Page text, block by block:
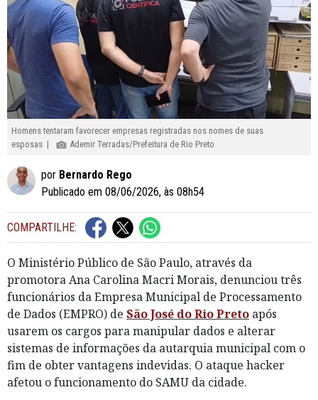
Homens tentaram favorecer empresas registradas nos nomes de suas
esposas |
Ademir Terradas/Prefeitura de Rio Preto
por Bernardo Rego
Publicado em 08/06/2026, às 08h54
COMPARTILHE:
O Ministério Público de São Paulo, através da
promotora Ana Carolina Macri Morais, denunciou três
funcionários da Empresa Municipal de Processamento
de Dados (EMPRO) de São José do Rio Preto após
usarem os cargos para manipular dados e alterar
sistemas de informações da autarquia municipal com o
fim de obter vantagens indevidas. O ataque hacker
afetou o funcionamento do SAMU da cidade.